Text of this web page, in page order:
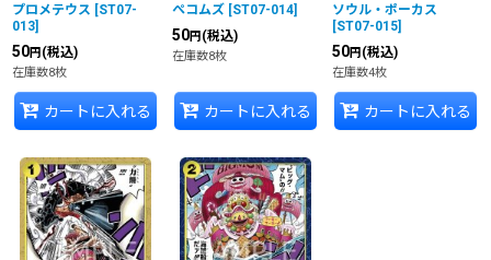
プロメテウス [ST07-
013]
50円 (税込)
在庫数8枚
カートに入れる
ぺコムズ [ST07-014]
50円 (税込)
在庫数8枚
カートに入れる
ソウル・ポーカス
[ST07-015]
50円 (税込)
在庫数4枚
カートに入れる